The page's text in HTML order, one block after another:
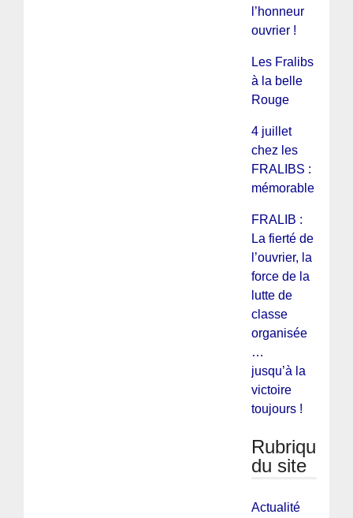
l’honneur
ouvrier !
Les Fralibs
à la belle
Rouge
4 juillet
chez les
FRALIBS :
mémorable !
FRALIB :
La fierté de
l’ouvrier, la
force de la
lutte de
classe
organisée
…
jusqu’à la
victoire
toujours !
Rubriques
du site
Actualité